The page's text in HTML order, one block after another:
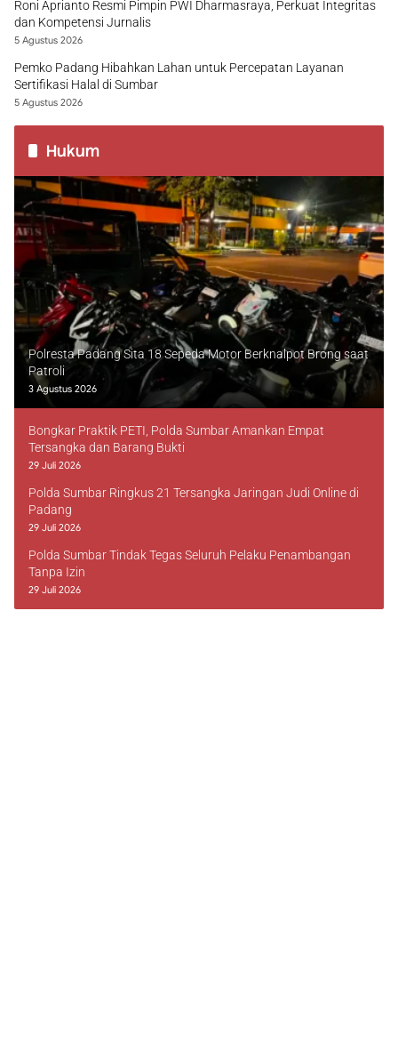
Roni Aprianto Resmi Pimpin PWI Dharmasraya, Perkuat Integritas
dan Kompetensi Jurnalis
5 Agustus 2026
Pemko Padang Hibahkan Lahan untuk Percepatan Layanan
Sertifikasi Halal di Sumbar
5 Agustus 2026
Hukum
Polresta Padang Sita 18 Sepeda Motor Berknalpot Brong saat
Patroli
3 Agustus 2026
Bongkar Praktik PETI, Polda Sumbar Amankan Empat
Tersangka dan Barang Bukti
29 Juli 2026
Polda Sumbar Ringkus 21 Tersangka Jaringan Judi Online di
Padang
29 Juli 2026
Polda Sumbar Tindak Tegas Seluruh Pelaku Penambangan
Tanpa Izin
29 Juli 2026